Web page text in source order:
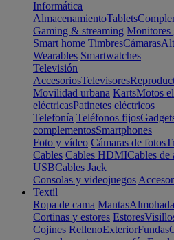
Informática
AlmacenamientoTablets
Gaming & streaming Monitores
Smart home TimbresCámaras
Wearables Smartwatches
Televisión
AccesoriosTelevisores
Movilidad urbana KartsMotos
eléctricasPatinetes eléctricos
Telefonía Teléfonos fijos
complementosSmartphones
Foto y vídeo Cámaras de fotos
Cables Cables HDMICables de
USBCables Jack
Consolas y videojuegos
Textil
Ropa de cama Mantas
Cortinas y estores Estores
Cojines RellenoExteriorFundas